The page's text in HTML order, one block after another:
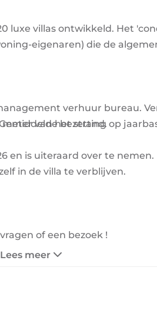
luxe villas ontwikkeld. Het
eigenaren) die de
van het strand.
verhuur bureau.
bezetting op
en is uiteraard over te
in de villa te verblijven.
of een bezoek !
Lees meer